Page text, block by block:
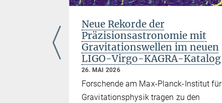
Neue Rekorde der
Präzisionsastronomie mit
Gravitationswellen im neuen
LIGO-Virgo-KAGRA-Katalog
26. MAI 2026
Forschende am Max-Planck-Institut für
Gravitationsphysik tragen zu den